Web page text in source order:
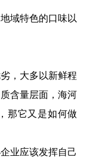
域特色的口味以
，大多以新鲜程
含量层面，海河
那它又是如何做
业应该发挥自己